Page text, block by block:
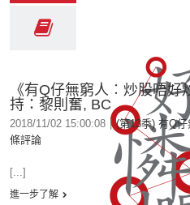
《有Q仔無窮人︰炒股唔
持：黎則奮, BC
2018/11/02 15:00:08 | (第13季) 有Q仔
條評論
[...]
進一步了解